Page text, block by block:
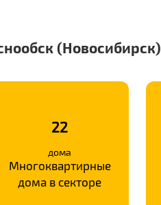
(Новосибирск)
22
дома
Многоквартирные
дома в секторе